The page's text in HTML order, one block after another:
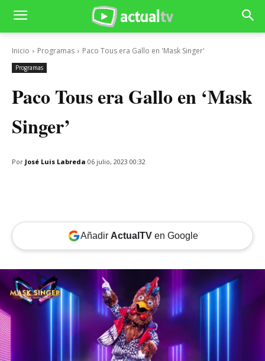
Inicio Programas Paco Tous era Gallo en 'Mask Singer'
Programas
Paco Tous era Gallo en ‘Mask
Singer’
Por José Luis Labreda 06 julio, 2023 00:32
Añadir ActualTVen Google